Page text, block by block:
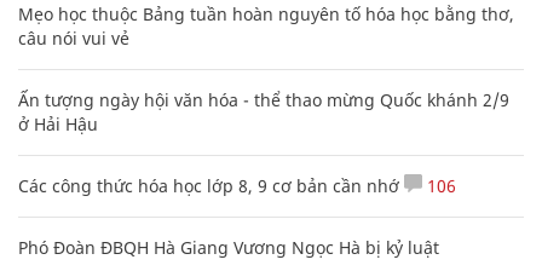
Mẹo học thuộc Bảng tuần hoàn nguyên tố hóa học bằng thơ,
câu nói vui vẻ
Ấn tượng ngày hội văn hóa - thể thao mừng Quốc khánh 2/9
ở Hải Hậu
Các công thức hóa học lớp 8, 9 cơ bản cần nhớ 106
Phó Đoàn ĐBQH Hà Giang Vương Ngọc Hà bị kỷ luật